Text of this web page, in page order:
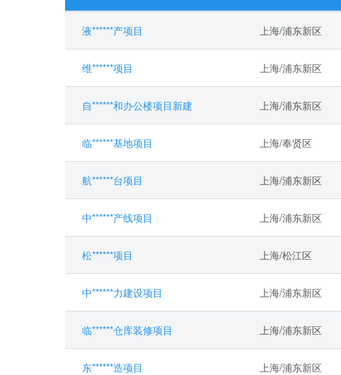
液******产项目 上海/浦东新区
维******项目 上海/浦东新区
自******和办公楼项目新建 上海/浦东新区
临******基地项目 上海/奉贤区
航******台项目 上海/浦东新区
中******产线项目 上海/浦东新区
松******项目 上海/松江区
中******力建设项目 上海/浦东新区
临******仓库装修项目 上海/浦东新区
东******造项目 上海/浦东新区